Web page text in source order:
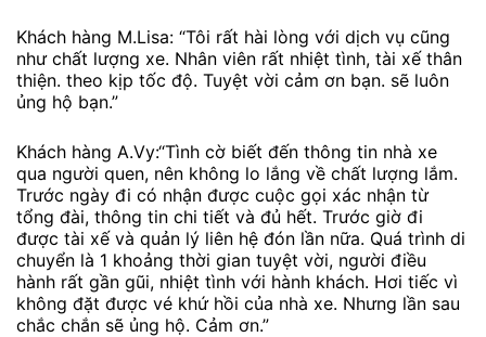
Khách hàng M.Lisa: “Tôi rất hài lòng với dịch vụ cũng
như chất lượng xe. Nhân viên rất nhiệt tình, tài xế thân
thiện. theo kịp tốc độ. Tuyệt vời cảm ơn bạn. sẽ luôn
ủng hộ bạn.”
Khách hàng A.Vy:“Tình cờ biết đến thông tin nhà xe
qua người quen, nên không lo lắng về chất lượng lắm.
Trước ngày đi có nhận được cuộc gọi xác nhận từ
tổng đài, thông tin chi tiết và đủ hết. Trước giờ đi
được tài xế và quản lý liên hệ đón lần nữa. Quá trình di
chuyển là 1 khoảng thời gian tuyệt vời, người điều
hành rất gần gũi, nhiệt tình với hành khách. Hơi tiếc vì
không đặt được vé khứ hồi của nhà xe. Nhưng lần sau
chắc chắn sẽ ủng hộ. Cảm ơn.”